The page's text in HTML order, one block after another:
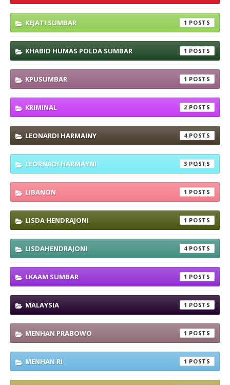
KEJATI SUMBAR 1
KHABID HUMAS POLDA SUMBAR 1
KPUSUMBAR 1
KRIMINAL 2
LEONARDI HARMAINY 4
LEORNADI HARMAYNI 3
LIBANON 1
LISDA HENDRAJONI 1
LISDAHENDRAJONI 4
LKAAM SUMBAR 1
MALAYSIA 1
MENHAN PRABOWO 1
MENHAN RI 1